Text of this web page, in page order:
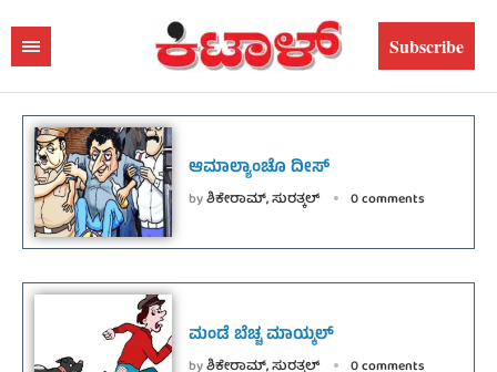
Subscribe
ಆಮಾಲ್ಯಾಂಚೊ ದೀಸ್
byಶಿಕೇರಾಮ್, ಸುರತ್ಕಲ್ 0 comments
ಮಂಡೆ ಬೆಚ್ಚ ಮಾಯ್ಕಲ್
byಶಿಕೇರಾಮ್, ಸುರತ್ಕಲ್ 0 comments